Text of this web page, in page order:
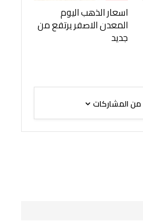
اسعار الذهب اليوم
المعدن الاصفر يرتفع من
جديد
من المشاركات